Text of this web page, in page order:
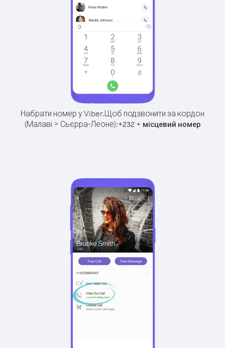
Набрати номер у Viber.Щоб подзвонити за кордон
(Малаві > Сьєрра-Леоне):+232+ місцевий номер